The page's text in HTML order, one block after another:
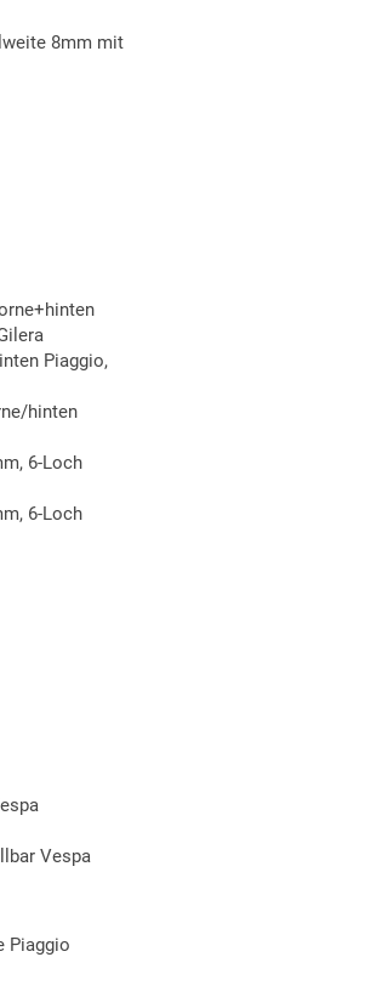
8mm mit
Piaggio,
hinten
6-Loch
6-Loch
Vespa
Piaggio